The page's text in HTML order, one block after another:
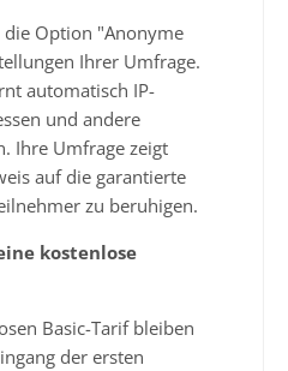
die Option "Anonyme
Ihrer Umfrage.
automatisch IP-
und andere
Ihre Umfrage zeigt
auf die garantierte
zu beruhigen.
kostenlose
Basic-Tarif bleiben
der ersten